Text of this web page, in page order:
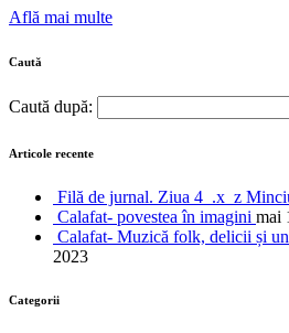
Află mai multe
Caută
Caută după:
Articole recente
Filă de jurnal. Ziua 4_.x_z
Calafat- povestea în imagini mai
Calafat- Muzică folk, delicii și
2023
Categorii